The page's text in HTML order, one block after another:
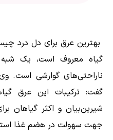
گیاه معروف است، یک شبه
ناراحتی‌های گوارشی است.
گفت: ترکیبات این عرق
شیرین‌بیان و اکثر گیاهان
جهت سهولت در هضم غذا